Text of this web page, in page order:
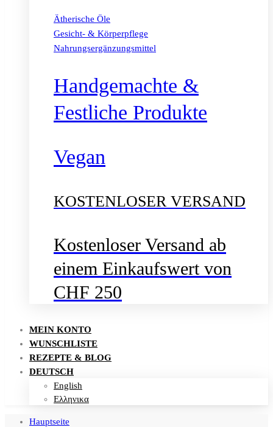
Ätherische Öle
Gesicht- & Körperpflege
Nahrungsergänzungsmittel
Handgemachte &
Festliche Produkte
Vegan
KOSTENLOSER VERSAND
Kostenloser Versand ab
einem Einkaufswert von
CHF 250
MEIN KONTO
WUNSCHLISTE
REZEPTE & BLOG
DEUTSCH
English
Ελληνικα
Hauptseite